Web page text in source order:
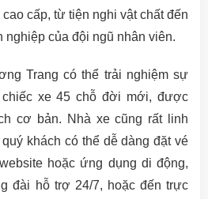
cấp, từ tiện nghi vật chất đến
nghiệp của đội ngũ nhân viên.
Trang có thể trải nghiệm sự
xe 45 chỗ đời mới, được
cơ bản. Nhà xe cũng rất linh
khách có thể dễ dàng đặt vé
hoặc ứng dụng di động,
đài hỗ trợ 24/7, hoặc đến trực